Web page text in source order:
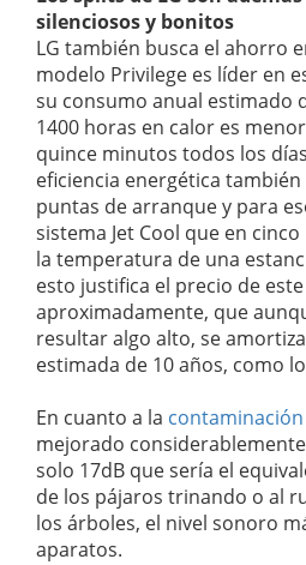
silenciosos y bonitos
LG también busca el ahorro
modelo Privilege es líder en
su consumo anual estimado
1400 horas en calor es
quince minutos todos los
eficiencia energética
puntas de arranque y para
sistema Jet Cool que en
la temperatura de una
esto justifica el precio de
aproximadamente, que
resultar algo alto, se
estimada de 10 años, como
En cuanto a la
mejorado
solo 17dB que sería el
de los pájaros trinando o al
los árboles, el nivel sonoro
aparatos.